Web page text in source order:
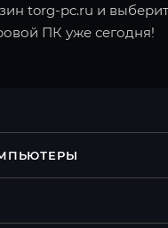
torg-pc.ru и
ПК уже сегодня!